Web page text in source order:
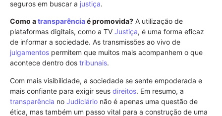
seguros em buscar a justiça.
Como atransparênciaé promovida? A utilização de
plataformas digitais, como a TV Justiça, é uma forma eficaz
de informar a sociedade. As transmissões ao vivo de
julgamentos permitem que muitos mais acompanhem o que
acontece dentro dos tribunais.
Com mais visibilidade, a sociedade se sente empoderada e
mais confiante para exigir seus direitos. Em resumo, a
transparência no Judiciário não é apenas uma questão de
ética, mas também um passo vital para a construção de uma